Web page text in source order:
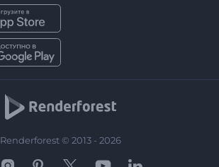
Renderforest © 2013 - 2026